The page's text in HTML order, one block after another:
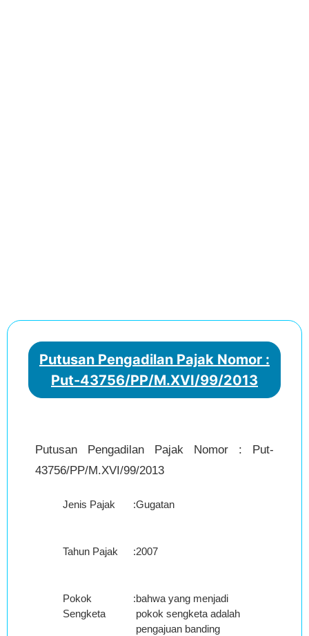
Putusan Pengadilan Pajak Nomor :
Put-43756/PP/M.XVI/99/2013
Putusan Pengadilan Pajak Nomor : Put-
43756/PP/M.XVI/99/2013
Jenis Pajak :Gugatan
Tahun Pajak :2007
Pokok
Sengketa
:bahwa yang menjadi
pokok sengketa adalah
pengajuan banding